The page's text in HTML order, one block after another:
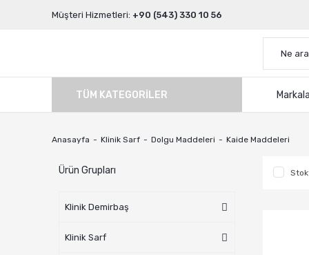
Müşteri Hizmetleri: +90 (543) 330 10 56
TÜM KATEGORILER
Anasayfa Klinik Sarf Dolgu Maddeleri Kaide Maddeleri
Ürün Grupları
Klinik Demirbaş
Klinik Sarf